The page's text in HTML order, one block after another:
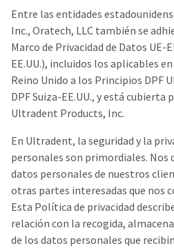
Entre las entidades
Inc., Oratech, LLC también se
Marco de Privacidad de Datos UE-
EE.UU.), incluidos los aplicables
Reino Unido a los Principios DPF
DPF Suiza-EE.UU., y está cubierta
Ultradent Products, Inc.
En Ultradent, la seguridad y la
personales son primordiales. Nos
datos personales de nuestros
otras partes interesadas que nos
Esta Política de privacidad
relación con la recogida,
de los datos personales que
order
once
it
has
been
replenished.
The
estimated
date
subject
to
change
at
any
time
due
account
because
it
contains
a
unique
link
associated
with
account.
If
do
not
have
access
to
this